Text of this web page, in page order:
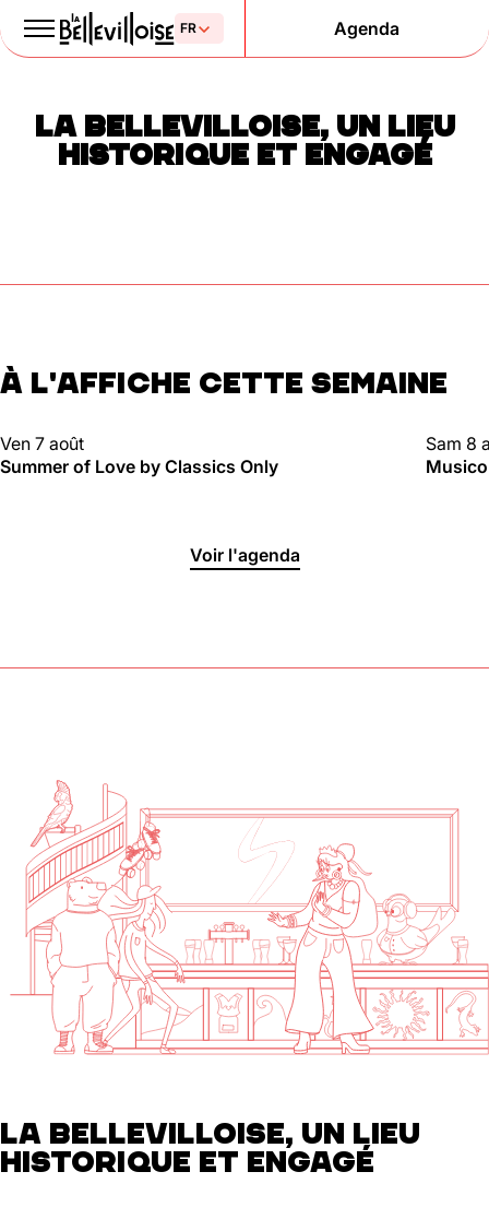
Le Paris
de la liberté
Agenda
Lun, Mar, Mer : Fermé
Le Toit
Lun, Mar, Mer, Jeu, Ven : 17h -
00h00
Sam, Dim : 15h00 - 00h00
Voir la carte
01 46 36 07 07
En savoir plus
Ménilmontant
LA BELLEVILLOISE, UN LIEU
HISTORIQUE ET ENGAGÉ
À L'AFFICHE CETTE SEMAINE
CLUBBING
Ven 7 août
Summer of Love by Classics Only
Sam 8
Voir l'agenda
LA BELLEVILLOISE, UN LIEU
HISTORIQUE ET ENGAGÉ